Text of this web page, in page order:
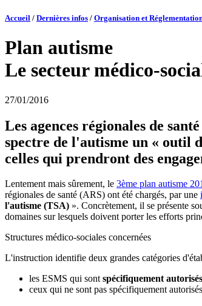
Accueil / Dernières infos / Organisation et
Plan autisme
Le secteur médico-
27/01/2016
Les agences régionales de
spectre de l'autisme un « outil
celles qui prendront des
Lentement mais sûrement, le 3ème plan autisme
régionales de santé (ARS) ont été chargés, par une
l'autisme (TSA) ». Concrètement, il se présente
domaines sur lesquels doivent porter les efforts
Structures médico-sociales concernées
L'instruction identifie deux grandes catégories
les ESMS qui sontspécifiquement autorisés
ceux qui ne sont pas spécifiquement